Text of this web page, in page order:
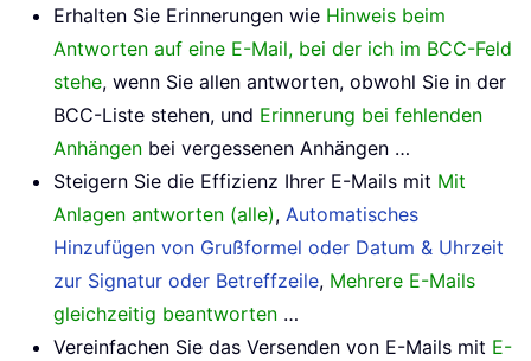
Erhalten Sie Erinnerungen wie Hinweis beim
Antworten auf eine E-Mail, bei der ich im BCC-Feld
stehe, wenn Sie allen antworten, obwohl Sie in der
BCC-Liste stehen, und Erinnerung bei fehlenden
Anhängen bei vergessenen Anhängen …
Steigern Sie die Effizienz Ihrer E-Mails mit Mit
Anlagen antworten (alle), Automatisches
Hinzufügen von Grußformel oder Datum & Uhrzeit
zur Signatur oder Betreffzeile, Mehrere E-Mails
gleichzeitig beantworten …
Vereinfachen Sie das Versenden von E-Mails mit E-